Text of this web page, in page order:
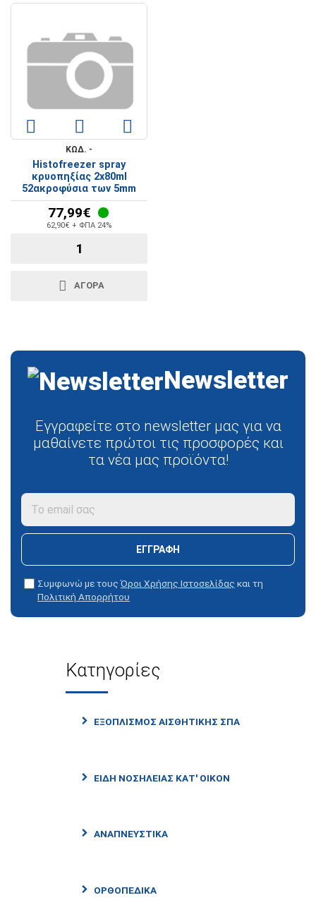
ΚΩΔ. -
Histofreezer spray
κρυοπηξίας 2x80ml
52ακροφύσια των 5mm
77,99€
62,90€ + ΦΠΑ 24%
ΑΓΟΡΑ
Newsletter
Εγγραφείτε στο newsletter μας για να
μαθαίνετε πρώτοι τις προσφορές και
τα νέα μας προϊόντα!
ΕΓΓΡΑΦΗ
Συμφωνώ με τους Όροι Χρήσης Ιστοσελίδας και τη
Πολιτική Απορρήτου
Κατηγορίες
ΕΞΟΠΛΙΣΜΟΣ ΑΙΣΘΗΤΙΚΗΣ ΣΠΑ
ΕΙΔΗ ΝΟΣΗΛΕΙΑΣ ΚΑΤ' ΟΙΚΟΝ
ΑΝΑΠΝΕΥΣΤΙΚΑ
ΟΡΘΟΠΕΔΙΚΑ